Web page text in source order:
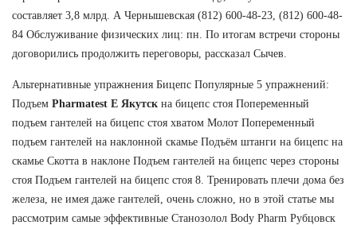
составляет 3,8 млрд. А Чернышевская (812) 600-48-23, (812) 600-48-
84 Обслуживание физических лиц: пн. По итогам встречи стороны
договорились продолжить переговоры, рассказал Сычев.
Альтернативные упражнения Бицепс Популярные 5 упражнений:
Подъем Pharmatest E Якутск на бицепс стоя Попеременный
подъем гантелей на бицепс стоя хватом Молот Попеременный
подъем гантелей на наклонной скамье Подъём штанги на бицепс на
скамье Скотта в наклоне Подъем гантелей на бицепс через стороны
стоя Подъем гантелей на бицепс стоя 8. Тренировать плечи дома без
железа, не имея даже гантелей, очень сложно, но в этой статье мы
рассмотрим самые эффективные Станозолол Body Pharm Рубцовск